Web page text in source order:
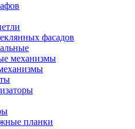
фасадов
механизмы
планки